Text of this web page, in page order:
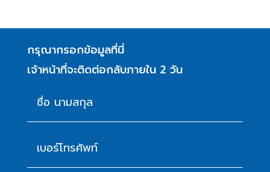
กรุณากรอกข้อมูลที่นี่
เจ้าหน้าที่จะติดต่อกลับภายใน 2 วัน